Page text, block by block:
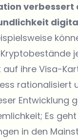
verbessert
ihre Visa-
rationalisiert
Entwicklung
Es
in den